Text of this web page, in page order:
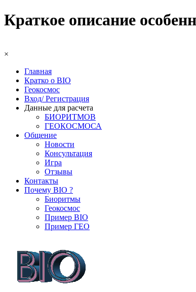
Краткое описание
×
Главная
Кратко о BIO
Геокосмос
Вход/ Регистрация
Данные для расчета
БИОРИТМОВ
ГЕОКОСМОСА
Общение
Новости
Консультация
Игра
Отзывы
Контакты
Почему BIO ?
Биоритмы
Геокосмос
Пример BIO
Пример ГЕО